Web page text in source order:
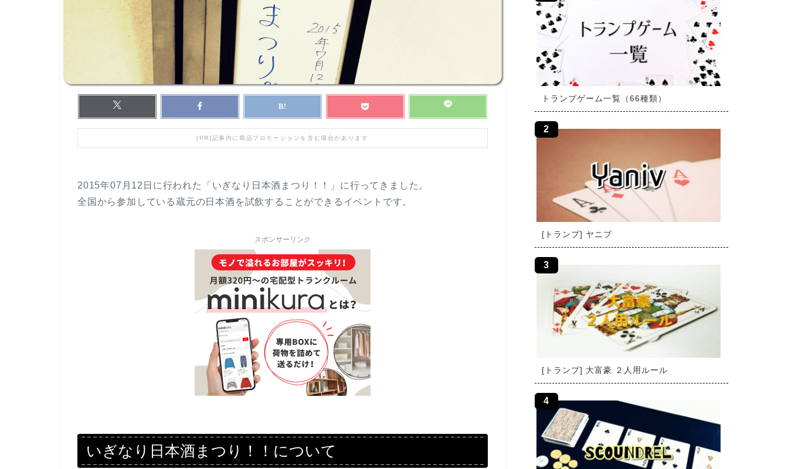
[PR]記事内に商品プロモーションを含む場合があります
2015年07月12日に行われた「いぎなり日本酒まつり！！」に行ってきました。
全国から参加している蔵元の日本酒を試飲することができるイベントです。
スポンサーリンク
いぎなり日本酒まつり！！について
トランプゲーム一覧（66種類）
[トランプ] ヤニブ
[トランプ] 大富豪 ２人用ルール